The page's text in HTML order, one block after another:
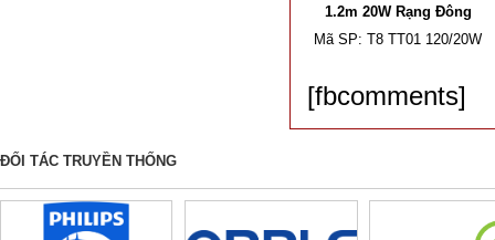
1.2m 20W Rạng Đông
Mã SP:T8 TT01 120/20W
[fbcomments]
ĐỐI TÁC TRUYỀN THỐNG